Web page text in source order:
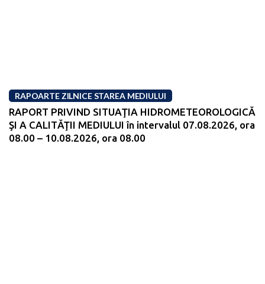
RAPOARTE ZILNICE STAREA MEDIULUI
RAPORT PRIVIND SITUAŢIA HIDROMETEOROLOGICĂ
ŞI A CALITĂŢII MEDIULUI în intervalul 07.08.2026, ora
08.00 – 10.08.2026, ora 08.00